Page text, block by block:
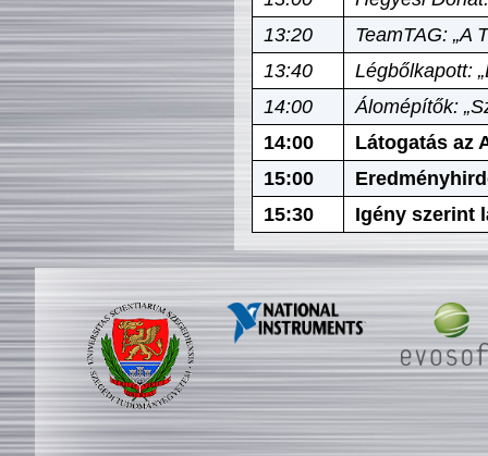
13:20
TeamTAG: „A
13:40
Légbőlkapott:
14:00
Álomépítők:
14:00
Látogatás az
15:00
15:30
Igény szerint